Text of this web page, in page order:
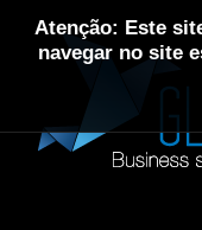
Atenção: Este
navegar no site